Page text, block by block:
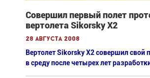
Совершил первый полет
вертолета Sikorsky X2
28 августа 2008
Вертолет Sikorsky X2 совершил свой
в среду после четырех лет